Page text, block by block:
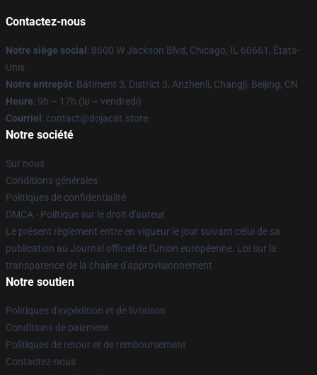
Contactez-nous
Notre siège social : 8600 W Jackson Blvd, Chicago, IL 60661, États-
Unis
Notre entrepôt: Bâtiment 3, District 3, Anzhenli, Changji, Beijing, CN
Heure: 9h – 17h (lu – vendredi)
Courriel : contact@dojacat.store
Notre société
Sur nous
Conditions générales
Politiques de confidentialité
DMCA - Politique sur le droit d'auteur
Le présent règlement entre en vigueur le jour suivant celui de sa
publication au Journal officiel de l'Union européenne. Loi sur la
transparence de la chaîne d'approvisionnement
Notre soutien
Politiques d'expédition et de livraison
Conditions de paiement
Politiques de retour et de remboursement
Contactez-nous